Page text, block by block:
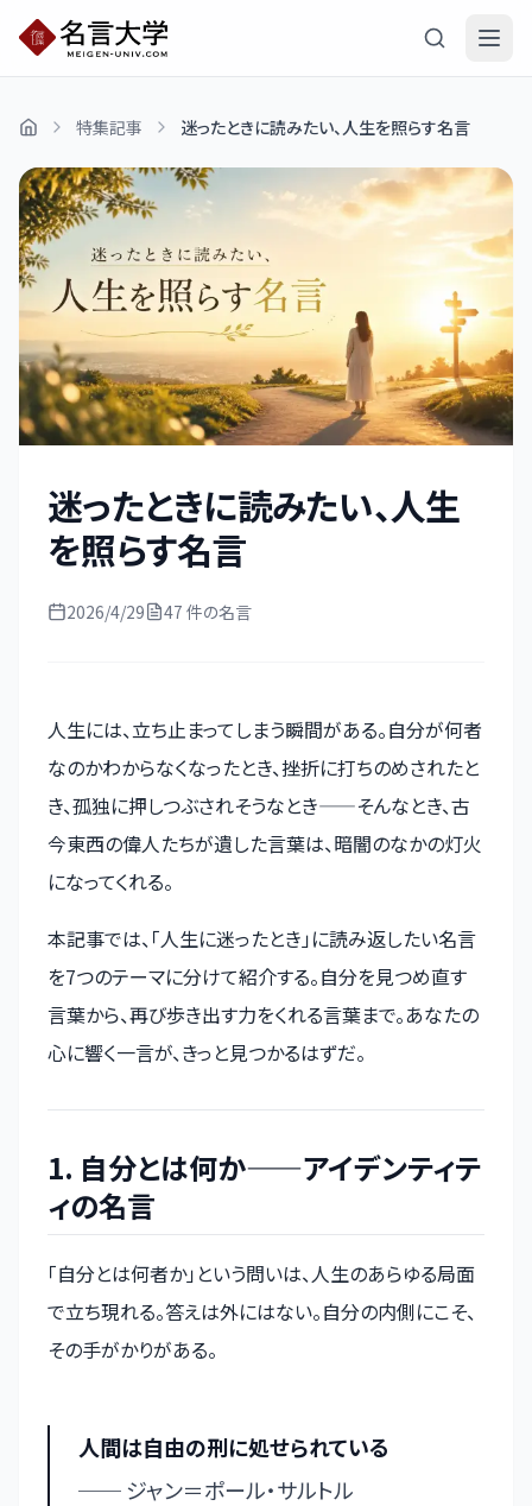
特集記事 迷ったときに読みたい、人生を照らす名言
迷ったときに読みたい、人生
を照らす名言
2026/4/29 47 件の名言
人生には、立ち止まってしまう瞬間がある。自分が何者
なのかわからなくなったとき、挫折に打ちのめされたと
き、孤独に押しつぶされそうなとき——そんなとき、古
今東西の偉人たちが遺した言葉は、暗闇のなかの灯火
になってくれる。
本記事では、「人生に迷ったとき」に読み返したい名言
を7つのテーマに分けて紹介する。自分を見つめ直す
言葉から、再び歩き出す力をくれる言葉まで。あなたの
心に響く一言が、きっと見つかるはずだ。
1. 自分とは何か——アイデンティテ
ィの名言
「自分とは何者か」という問いは、人生のあらゆる局面
で立ち現れる。答えは外にはない。自分の内側にこそ、
その手がかりがある。
人間は自由の刑に処せられている
── ジャン＝ポール・サルトル